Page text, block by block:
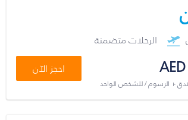
الرحلات متضمنة
+ الرسوم / للشخص الواحد
احجز الآن